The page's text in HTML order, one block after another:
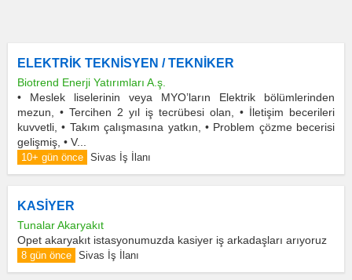
ELEKTRİK TEKNİSYEN / TEKNİKER
Biotrend Enerji Yatırımları A.ş.
• Meslek liselerinin veya MYO’ların Elektrik bölümlerinden
mezun, • Tercihen 2 yıl iş tecrübesi olan, • İletişim becerileri
kuvvetli, • Takım çalışmasına yatkın, • Problem çözme becerisi
gelişmiş, • V...
10+ gün önce Sivas İş İlanı
KASİYER
Tunalar Akaryakıt
Opet akaryakıt istasyonumuzda kasiyer iş arkadaşları arıyoruz
8 gün önce Sivas İş İlanı